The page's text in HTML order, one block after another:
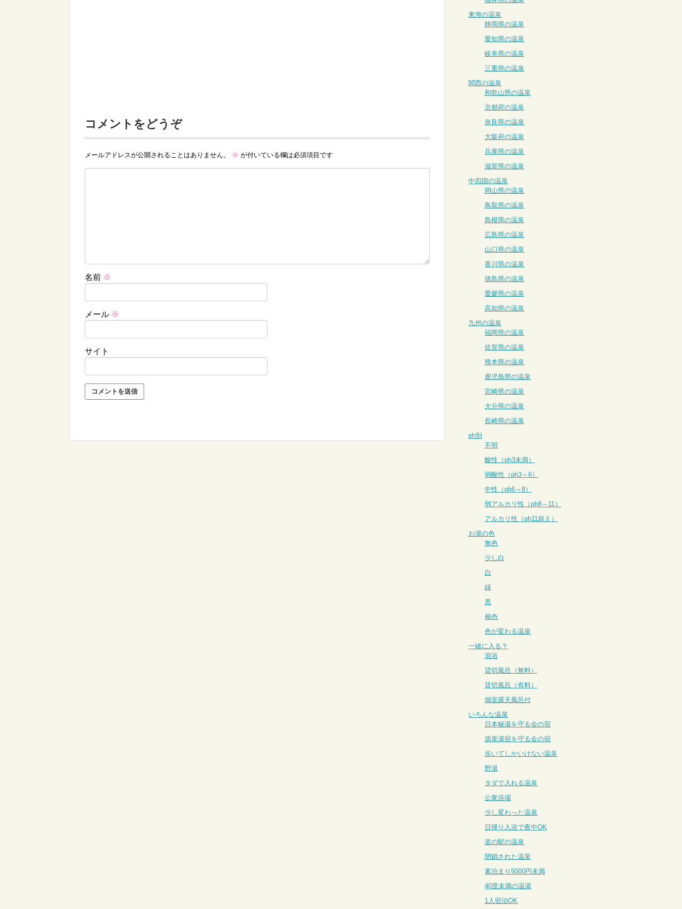
コメントをどうぞ
メールアドレスが公開されることはありません。 ※ が付いている欄は必須項目です
名前 ※
メール ※
サイト
東海の温泉
静岡県の温泉
愛知県の温泉
岐阜県の温泉
三重県の温泉
関西の温泉
和歌山県の温泉
京都府の温泉
奈良県の温泉
大阪府の温泉
兵庫県の温泉
滋賀県の温泉
中四国の温泉
岡山県の温泉
鳥取県の温泉
島根県の温泉
広島県の温泉
山口県の温泉
香川県の温泉
徳島県の温泉
愛媛県の温泉
高知県の温泉
九州の温泉
福岡県の温泉
佐賀県の温泉
熊本県の温泉
鹿児島県の温泉
宮崎県の温泉
大分県の温泉
長崎県の温泉
ph別
不明
酸性（ph3未満）
弱酸性（ph3～6）
中性（ph6～8）
弱アルカリ性（ph8～11）
アルカリ性（ph11超え）
お湯の色
無色
少し白
白
緑
黒
褐色
色が変わる温泉
一緒に入る？
混浴
貸切風呂（無料）
貸切風呂（有料）
個室露天風呂付
いろんな温泉
日本秘湯を守る会の宿
源泉湯宿を守る会の宿
歩いてしかいけない温泉
野湯
タダで入れる温泉
公衆浴場
少し変わった温泉
日帰り入浴で夜中OK
道の駅の温泉
閉鎖された温泉
素泊まり5000円未満
40度未満の温湯
1人宿泊OK